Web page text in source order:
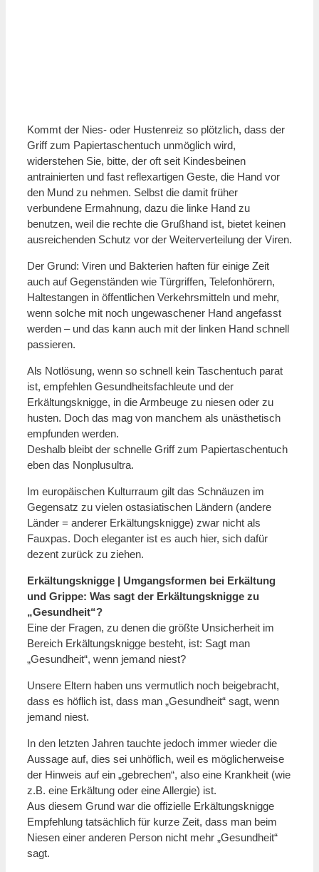
Kommt der Nies- oder Hustenreiz so plötzlich, dass der
Griff zum Papiertaschentuch unmöglich wird,
widerstehen Sie, bitte, der oft seit Kindesbeinen
antrainierten und fast reflexartigen Geste, die Hand vor
den Mund zu nehmen. Selbst die damit früher
verbundene Ermahnung, dazu die linke Hand zu
benutzen, weil die rechte die Grußhand ist, bietet keinen
ausreichenden Schutz vor der Weiterverteilung der Viren.
Der Grund: Viren und Bakterien haften für einige Zeit
auch auf Gegenständen wie Türgriffen, Telefonhörern,
Haltestangen in öffentlichen Verkehrsmitteln und mehr,
wenn solche mit noch ungewaschener Hand angefasst
werden – und das kann auch mit der linken Hand schnell
passieren.
Als Notlösung, wenn so schnell kein Taschentuch parat
ist, empfehlen Gesundheitsfachleute und der
Erkältungsknigge, in die Armbeuge zu niesen oder zu
husten. Doch das mag von manchem als unästhetisch
empfunden werden.
Deshalb bleibt der schnelle Griff zum Papiertaschentuch
eben das Nonplusultra.
Im europäischen Kulturraum gilt das Schnäuzen im
Gegensatz zu vielen ostasiatischen Ländern (andere
Länder = anderer Erkältungsknigge) zwar nicht als
Fauxpas. Doch eleganter ist es auch hier, sich dafür
dezent zurück zu ziehen.
Erkältungsknigge | Umgangsformen bei Erkältung
und Grippe: Was sagt der Erkältungsknigge zu
„Gesundheit“?
Eine der Fragen, zu denen die größte Unsicherheit im
Bereich Erkältungsknigge besteht, ist: Sagt man
„Gesundheit“, wenn jemand niest?
Unsere Eltern haben uns vermutlich noch beigebracht,
dass es höflich ist, dass man „Gesundheit“ sagt, wenn
jemand niest.
In den letzten Jahren tauchte jedoch immer wieder die
Aussage auf, dies sei unhöflich, weil es möglicherweise
der Hinweis auf ein „gebrechen“, also eine Krankheit (wie
z.B. eine Erkältung oder eine Allergie) ist.
Aus diesem Grund war die offizielle Erkältungsknigge
Empfehlung tatsächlich für kurze Zeit, dass man beim
Niesen einer anderen Person nicht mehr „Gesundheit“
sagt.